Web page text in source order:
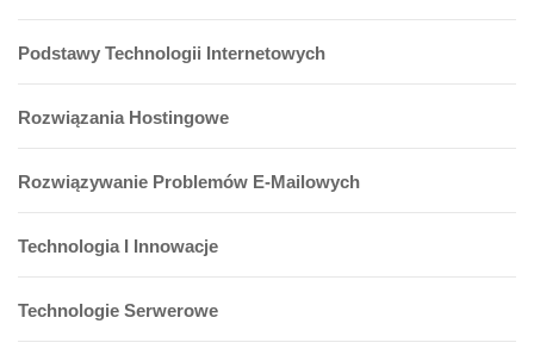
Podstawy Technologii Internetowych
Rozwiązania Hostingowe
Rozwiązywanie Problemów E-Mailowych
Technologia I Innowacje
Technologie Serwerowe